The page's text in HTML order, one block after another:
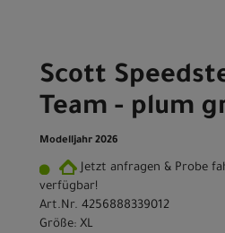
Scott
Team - plum
Modelljahr 2026
Jetzt anfragen & Probe
verfügbar!
Art.Nr. 4256888339012
Größe: XL